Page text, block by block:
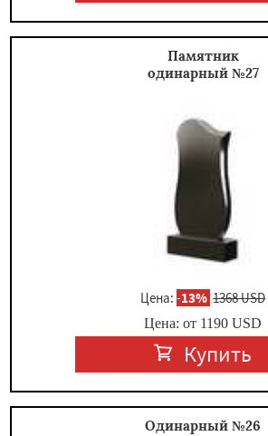
Памятник
одинарный №27
Цена: -13% 1368 USD
Цена: от 1190 USD
Купить
Одинарный №26